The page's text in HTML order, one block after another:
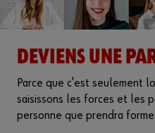
DEVIENS UNE
Parce que c'est seulement
saisissons les forces et les
personne que prendra